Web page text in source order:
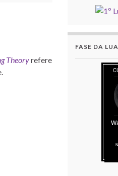
Theoryrefere
FASE DA LUA